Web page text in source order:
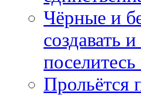
Чёрные и
создавать
Прольётся